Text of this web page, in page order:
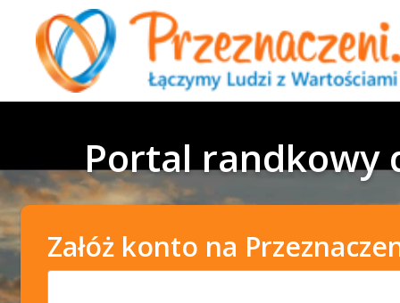
Portal randkowy
Załóż konto na